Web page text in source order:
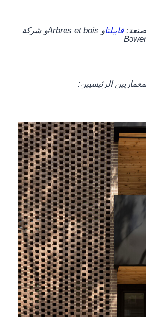
فابيلتاو Arbres et boisوشركة
الرئيسيين: